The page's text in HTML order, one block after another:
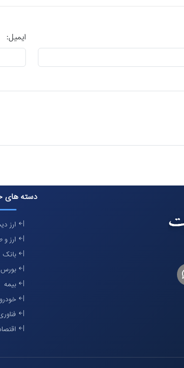
ایمیل:
لینکدین
دسته های
ارز
ارز و
بانک
بورس
بیمه
خودرو